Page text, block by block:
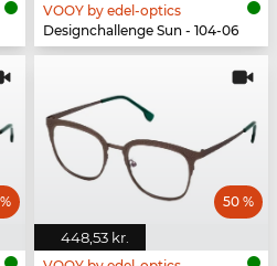
VOOY by edel-optics
Designchallenge Sun - 104-06
448,53 kr.
50 %